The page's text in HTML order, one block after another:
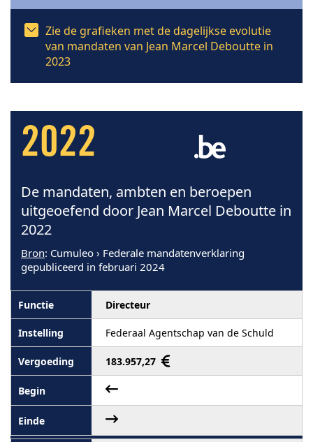
Zie de grafieken met de dagelijkse evolutie
van mandaten van Jean Marcel Deboutte in
2023
2022
De mandaten, ambten en beroepen
uitgeoefend door Jean Marcel Deboutte in
2022
Bron: Cumuleo › Federale mandatenverklaring
gepubliceerd in februari 2024
Directeur
Federaal Agentschap van de Schuld
183.957,27